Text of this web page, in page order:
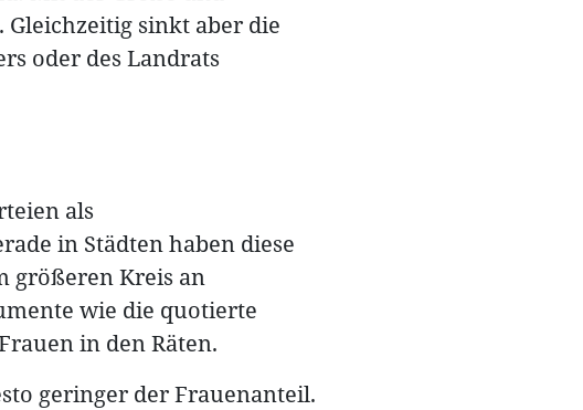
sinkt aber die
oder des Landrats
als
in Städten haben diese
größeren Kreis an
wie die quotierte
in den Räten.
geringer der Frauenanteil.